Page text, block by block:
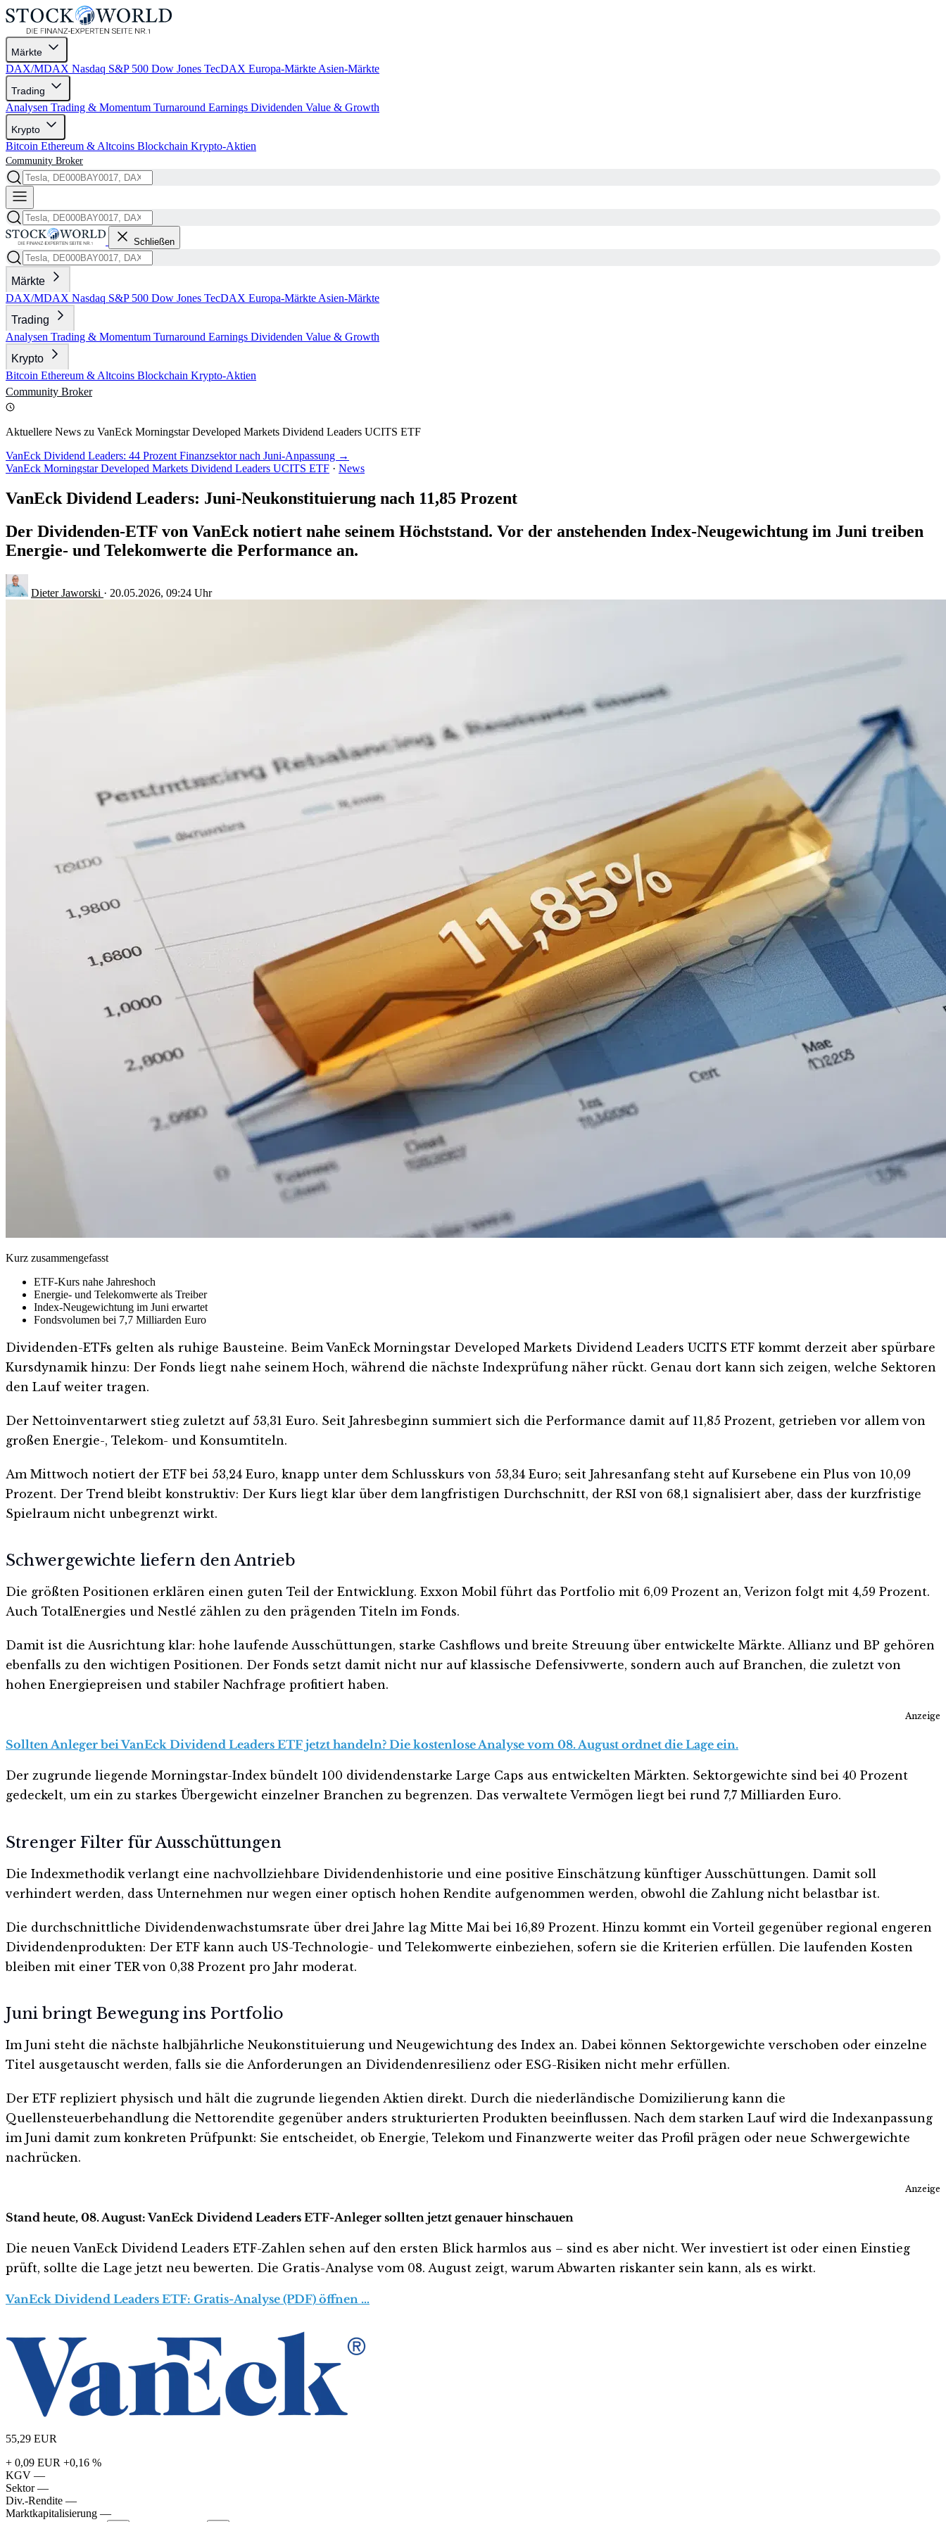
Märkte
DAX/MDAX Nasdaq S&P 500 Dow Jones TecDAX Europa-Märkte Asien-Märkte
Trading
Analysen Trading & Momentum Turnaround Earnings Dividenden Value & Growth
Krypto
Bitcoin Ethereum & Altcoins Blockchain Krypto-Aktien
Community Broker
Schließen
Märkte
DAX/MDAX Nasdaq S&P 500 Dow Jones TecDAX Europa-Märkte Asien-Märkte
Trading
Analysen Trading & Momentum Turnaround Earnings Dividenden Value & Growth
Krypto
Bitcoin Ethereum & Altcoins Blockchain Krypto-Aktien
Community Broker
Aktuellere News zu VanEck Morningstar Developed Markets Dividend Leaders UCITS ETF
VanEck Dividend Leaders: 44 Prozent Finanzsektor nach Juni-Anpassung →
VanEck Morningstar Developed Markets Dividend Leaders UCITS ETF · News
VanEck Dividend Leaders: Juni-Neukonstituierung nach 11,85 Prozent
Der Dividenden-ETF von VanEck notiert nahe seinem Höchststand. Vor der anstehenden Index-Neugewichtung im Juni treiben
Energie- und Telekomwerte die Performance an.
Dieter Jaworski · 20.05.2026, 09:24 Uhr
Kurz zusammengefasst
ETF-Kurs nahe Jahreshoch
Energie- und Telekomwerte als Treiber
Index-Neugewichtung im Juni erwartet
Fondsvolumen bei 7,7 Milliarden Euro
Dividenden-ETFs gelten als ruhige Bausteine. Beim VanEck Morningstar Developed Markets Dividend Leaders UCITS ETF kommt derzeit aber spürbare
Kursdynamik hinzu: Der Fonds liegt nahe seinem Hoch, während die nächste Indexprüfung näher rückt. Genau dort kann sich zeigen, welche Sektoren
den Lauf weiter tragen.
Der Nettoinventarwert stieg zuletzt auf 53,31 Euro. Seit Jahresbeginn summiert sich die Performance damit auf 11,85 Prozent, getrieben vor allem von
großen Energie-, Telekom- und Konsumtiteln.
Am Mittwoch notiert der ETF bei 53,24 Euro, knapp unter dem Schlusskurs von 53,34 Euro; seit Jahresanfang steht auf Kursebene ein Plus von 10,09
Prozent. Der Trend bleibt konstruktiv: Der Kurs liegt klar über dem langfristigen Durchschnitt, der RSI von 68,1 signalisiert aber, dass der kurzfristige
Spielraum nicht unbegrenzt wirkt.
Schwergewichte liefern den Antrieb
Die größten Positionen erklären einen guten Teil der Entwicklung. Exxon Mobil führt das Portfolio mit 6,09 Prozent an, Verizon folgt mit 4,59 Prozent.
Auch TotalEnergies und Nestlé zählen zu den prägenden Titeln im Fonds.
Damit ist die Ausrichtung klar: hohe laufende Ausschüttungen, starke Cashflows und breite Streuung über entwickelte Märkte. Allianz und BP gehören
ebenfalls zu den wichtigen Positionen. Der Fonds setzt damit nicht nur auf klassische Defensivwerte, sondern auch auf Branchen, die zuletzt von
hohen Energiepreisen und stabiler Nachfrage profitiert haben.
Anzeige
Sollten Anleger bei VanEck Dividend Leaders ETF jetzt handeln? Die kostenlose Analyse vom 08. August ordnet die Lage ein.
Der zugrunde liegende Morningstar-Index bündelt 100 dividendenstarke Large Caps aus entwickelten Märkten. Sektorgewichte sind bei 40 Prozent
gedeckelt, um ein zu starkes Übergewicht einzelner Branchen zu begrenzen. Das verwaltete Vermögen liegt bei rund 7,7 Milliarden Euro.
Strenger Filter für Ausschüttungen
Die Indexmethodik verlangt eine nachvollziehbare Dividendenhistorie und eine positive Einschätzung künftiger Ausschüttungen. Damit soll
verhindert werden, dass Unternehmen nur wegen einer optisch hohen Rendite aufgenommen werden, obwohl die Zahlung nicht belastbar ist.
Die durchschnittliche Dividendenwachstumsrate über drei Jahre lag Mitte Mai bei 16,89 Prozent. Hinzu kommt ein Vorteil gegenüber regional engeren
Dividendenprodukten: Der ETF kann auch US-Technologie- und Telekomwerte einbeziehen, sofern sie die Kriterien erfüllen. Die laufenden Kosten
bleiben mit einer TER von 0,38 Prozent pro Jahr moderat.
Juni bringt Bewegung ins Portfolio
Im Juni steht die nächste halbjährliche Neukonstituierung und Neugewichtung des Index an. Dabei können Sektorgewichte verschoben oder einzelne
Titel ausgetauscht werden, falls sie die Anforderungen an Dividendenresilienz oder ESG-Risiken nicht mehr erfüllen.
Der ETF repliziert physisch und hält die zugrunde liegenden Aktien direkt. Durch die niederländische Domizilierung kann die
Quellensteuerbehandlung die Nettorendite gegenüber anders strukturierten Produkten beeinflussen. Nach dem starken Lauf wird die Indexanpassung
im Juni damit zum konkreten Prüfpunkt: Sie entscheidet, ob Energie, Telekom und Finanzwerte weiter das Profil prägen oder neue Schwergewichte
nachrücken.
Anzeige
Stand heute, 08. August: VanEck Dividend Leaders ETF-Anleger sollten jetzt genauer hinschauen
Die neuen VanEck Dividend Leaders ETF-Zahlen sehen auf den ersten Blick harmlos aus – sind es aber nicht. Wer investiert ist oder einen Einstieg
prüft, sollte die Lage jetzt neu bewerten. Die Gratis-Analyse vom 08. August zeigt, warum Abwarten riskanter sein kann, als es wirkt.
VanEck Dividend Leaders ETF: Gratis-Analyse (PDF) öffnen …
55,29 EUR
+ 0,09 EUR +0,16 %
KGV —
Sektor —
Div.-Rendite —
Marktkapitalisierung —